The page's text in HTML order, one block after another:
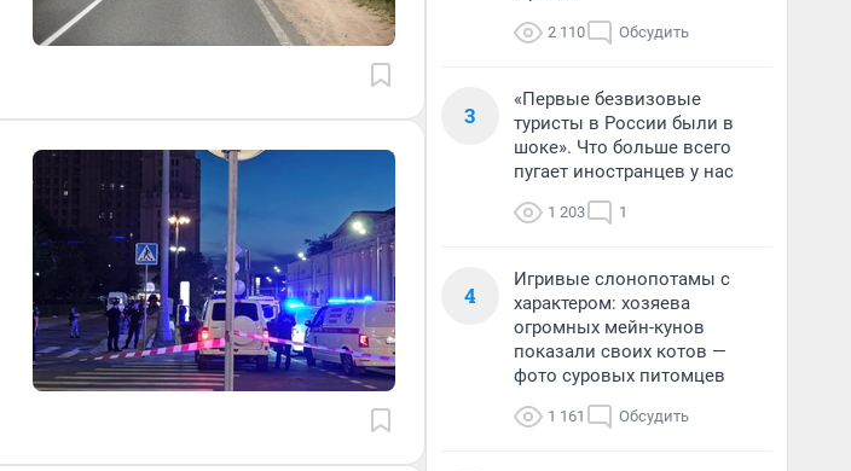
2 110 Обсудить
3
«Первые безвизовые
туристы в России были в
шоке». Что больше всего
пугает иностранцев у нас
1 203 1
4
Игривые слонопотамы с
характером: хозяева
огромных мейн-кунов
показали своих котов —
фото суровых питомцев
1 161 Обсудить